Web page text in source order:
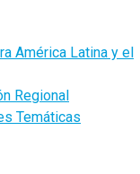
América Latina y el
Regional
Temáticas